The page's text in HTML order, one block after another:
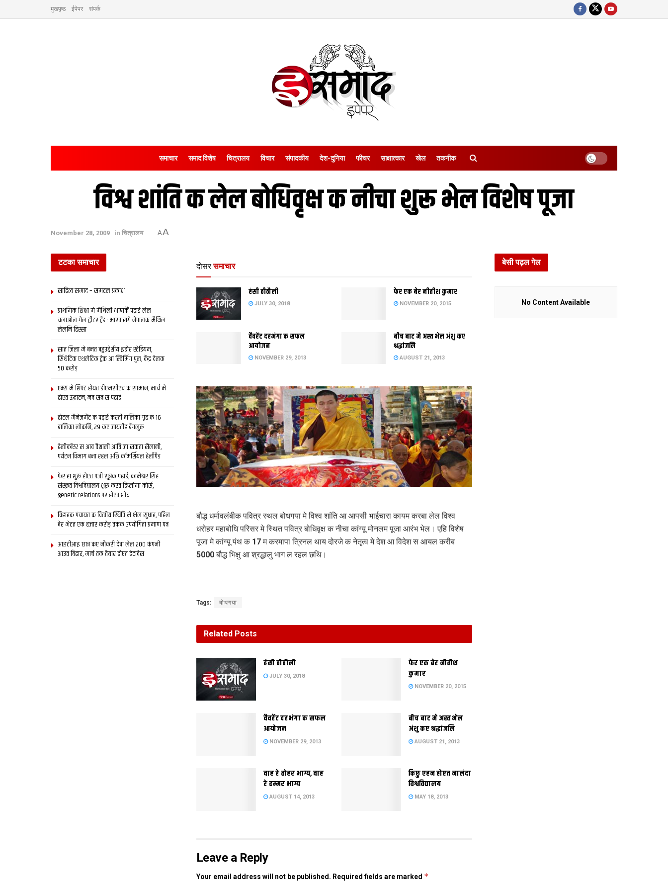
मुखपृष्ठ ईपेपर संपर्क
समाचार समाद विशेष चित्रालय विचार संपादकीय देश-दुनिया फीचर साक्षात्‍कार खेल तकनीक
विश्व शांति क लेल बोधिवृक्ष क नीचा शुरू भेल विशेष पूजा
November 28, 2009 in चित्रालय AA
दोसर समाचार
हंसी ठीठौली
JULY 30, 2018
फेर एक बेर नीतीश कुमार
NOVEMBER 20, 2015
वैवरेंट दरभंगा क सफल
आयोजन
NOVEMBER 29, 2013
बीच बाट मे अस्त भेल अंशु कए
श्रद्धांजलि
AUGUST 21, 2013
बौद्ध धर्मावलंबीक पवित्र स्थल बोधगया मे विश्व शांति आ आपसी भाईचारा कायम करबा लेल विश्व
धरोहर महाबोधि परिसर मे स्थित पवित्र बोधिवृक्ष क नीचा कांग्यू मोनलम पूजा आरंभ भेल। एहि विशेष
पूजा मे कांग्यू पंथ क 17 म करमापा त्रिनल थाय दोरजे क नेतृत्व मे देश आ विदेश स आयल करीब
5000 बौद्ध भिक्षु आ श्रद्धालु भाग ल रहल छथि।
Tags: बोधगया
Related Posts
हंसी ठीठौली
JULY 30, 2018
फेर एक बेर नीतीश
कुमार
NOVEMBER 20, 2015
वैवरेंट दरभंगा क सफल
आयोजन
NOVEMBER 29, 2013
बीच बाट मे अस्त भेल
अंशु कए श्रद्धांजलि
AUGUST 21, 2013
वाह रे तोहर भाग्य, वाह
रे हम्मर भाग्य
AUGUST 14, 2013
किछु एहन होएत नालंदा
विश्वविद्यालय
MAY 18, 2013
Leave a Reply
Your email address will not be published. Required fields are marked *
टटका समाचार
साहित्य समाद – समटल प्रकाश
प्राथमिक शि‍क्षा मे मैथि‍ली भाषाकेँ पढ़ाई लेल
चलाओल गेल ट्वीटर ट्रेंड : भारत संगे नेपालक मैथिल
लेलनि हिस्सा
सात जिला मे बनत बहुउद्देशीय इंडोर स्‍टेडि‍यम,
सिंथेटिक एथलेटिक ट्रेक आ स्विमिंग पुल, केंद्र देलक
50 करोड़
एम्स मे शिफ्ट होयत डीएमसीएच क सामान, मार्च मे
होएत उद्घाटन, नव सत्र स पढाई
होटल मैनेजमेंट क पढ़ाई करती बालिका गृह क 16
बालिका लोकनि, 29 कए जायतीह बेंगलुरु
हेलीकॉप्टर स आब वैशाली आबि जा सकता सैलानी,
पर्यटन विभाग बना रहल अछि कॉमर्शियल हेलीपैड
फेर स शुरू होएत पंजी सूत्रक पढाई, कामेश्वर सिंह
संस्कृत विश्वविद्यालय शुरू करत डिप्लोमा कोर्स,
genetic relations पर होएत शोध
बिहारक पंचायत क वित्‍तीय स्थिति मे भेल सुधार, पहिल
बेर भेटत एक हजार करोड़ तकक उपयोगिता प्रमाण पत्र
आइटीआइ छात्र कए नौकरी देबा लेल 200 कंपनी
आउत बिहार, मार्च तक तैयार होएत डेटाबेस
बेसी पढ़ल गेल
No Content Available